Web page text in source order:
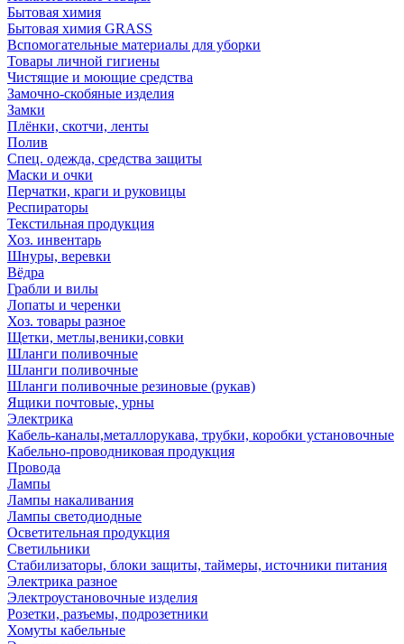
Бытовая химия
Бытовая химия GRASS
Вспомогательные материалы для уборки
Товары личной гигиены
Чистящие и моющие средства
Замочно-скобяные изделия
Замки
Плёнки, скотчи, ленты
Полив
Спец. одежда, средства защиты
Маски и очки
Перчатки, краги и руковицы
Респираторы
Текстильная продукция
Хоз. инвентарь
Шнуры, веревки
Вёдра
Грабли и вилы
Лопаты и черенки
Хоз. товары разное
Щетки, метлы,веники,совки
Шланги поливочные
Шланги поливочные
Шланги поливочные резиновые (рукав)
Ящики почтовые, урны
Электрика
Кабель-каналы,металлорукава, трубки, коробки установочные
Кабельно-проводниковая продукция
Провода
Лампы
Лампы накаливания
Лампы светодиодные
Осветительная продукция
Светильники
Стабилизаторы, блоки защиты, таймеры, источники питания
Электрика разное
Электроустановочные изделия
Розетки, разъемы, подрозетники
Хомуты кабельные